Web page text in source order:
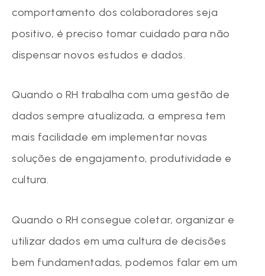
comportamento dos colaboradores seja
positivo, é preciso tomar cuidado para não
dispensar novos estudos e dados.
Quando o RH trabalha com uma gestão de
dados sempre atualizada, a empresa tem
mais facilidade em implementar novas
soluções de engajamento, produtividade e
cultura.
Quando o RH consegue coletar, organizar e
utilizar dados em uma cultura de decisões
bem fundamentadas, podemos falar em um